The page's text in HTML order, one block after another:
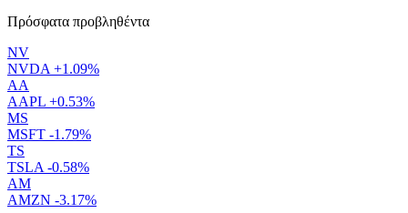
Πρόσφατα προβληθέντα
NV
NVDA +1.09%
AA
AAPL +0.53%
MS
MSFT -1.79%
TS
TSLA -0.58%
AM
AMZN -3.17%